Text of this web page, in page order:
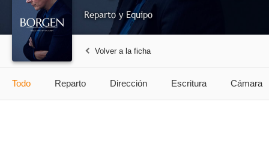
Reparto y Equipo
Volver a la ficha
Todo Reparto Dirección Escritura Cámara